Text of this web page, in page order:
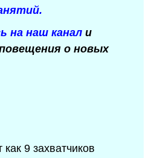
на наш канал и
о новых
как 9 захватчиков